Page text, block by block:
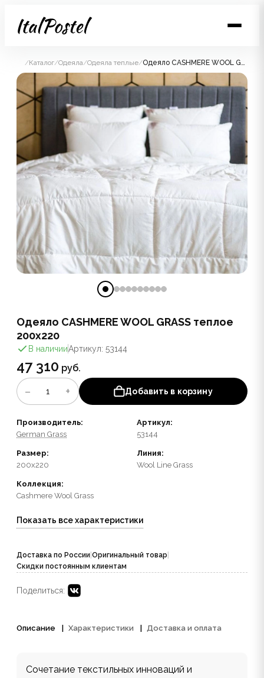
/Каталог/Одеяла/Одеяла теплые/ Одеяло CASHMERE WOOL GRASS теплое 200x220
Одеяло CASHMERE WOOL GRASS теплое
200x220
В наличииАртикул: 53144
47 310 руб.
− 1 + Добавить в корзину
Производитель:
German Grass
Артикул:
53144
Размер:
200x220
Линия:
Wool Line Grass
Коллекция:
Cashmere Wool Grass
Показать все характеристики
Доставка по России Оригинальный товар
Скидки постоянным клиентам
Поделиться:
Описание Характеристики Доставка и оплата
Сочетание текстильных инноваций и